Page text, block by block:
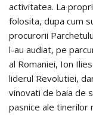
activitatea. La
folosita, dupa cum
procurorii
l-au audiat, pe
al Romaniei, Ion
liderul Revolutiei,
vinovati de baia de
pasnice ale tinerilor